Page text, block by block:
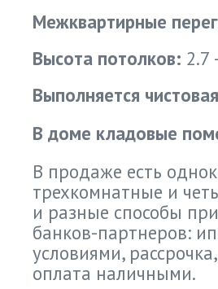
Межквартирные
Высота потолков: 2.7
Выполняется
В доме кладовые
В продаже есть
трехкомнатные и
и разные способы
банков-партнеров:
условиями,
оплата наличными.